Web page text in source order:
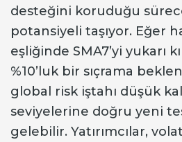
desteğini koruduğu
potansiyeli taşıyor. Eğer
eşliğinde SMA7’yi yukarı
%10’luk bir sıçrama
global risk iştahı düşük
seviyelerine doğru yeni
gelebilir. Yatırımcılar,